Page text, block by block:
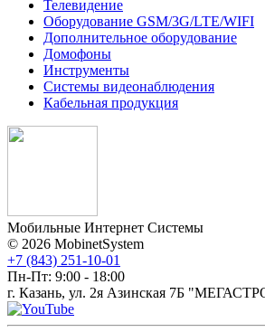
Телевидение
Оборудование GSM/3G/LTE/WIFI
Дополнитeльное оборудование
Домофоны
Инструменты
Системы видеонаблюдения
Кабельная продукция
Мобильные Интернет Системы
© 2026 MobinetSystem
+7 (843) 251-10-01
Пн-Пт: 9:00 - 18:00
г. Казань, ул. 2я Азинская 7Б